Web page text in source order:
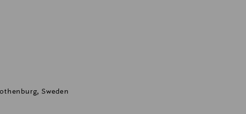
Sweden